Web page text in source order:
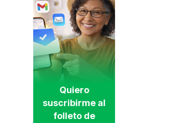
Quiero
suscribirme al
folleto de